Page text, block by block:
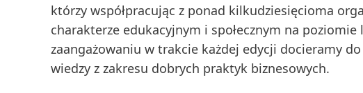
którzy współpracując z ponad kilkudziesięcioma
charakterze edukacyjnym i społecznym na
zaangażowaniu w trakcie każdej edycji docieramy
wiedzy z zakresu dobrych praktyk biznesowych.